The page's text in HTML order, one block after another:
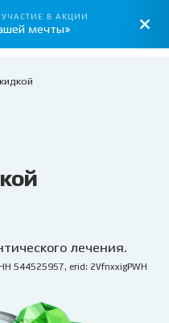
лечения.
544525957, erid: 2VfnxxigPWH
В АКЦИИ
мечты»